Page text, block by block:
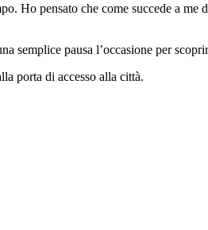
Ho pensato che come succede a me
semplice pausa l’occasione per
porta di accesso alla città.